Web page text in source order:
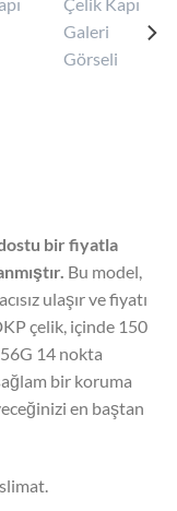
bir fiyatla
Bu model,
ulaşır ve fiyatı
çelik, içinde 150
14 nokta
bir koruma
en baştan